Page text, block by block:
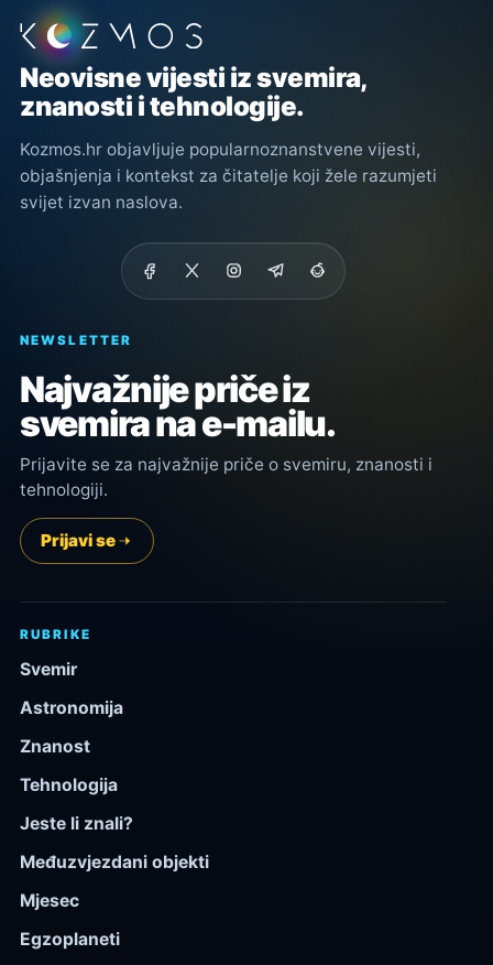
Podnožje stranice
Neovisne vijesti iz svemira,
znanosti i tehnologije.
Kozmos.hr objavljuje popularnoznanstvene vijesti,
objašnjenja i kontekst za čitatelje koji žele razumjeti
svijet izvan naslova.
NEWSLETTER
Najvažnije priče iz
svemira na e-mailu.
Prijavite se za najvažnije priče o svemiru, znanosti i
tehnologiji.
Prijavi se
RUBRIKE
Svemir
Astronomija
Znanost
Tehnologija
Jeste li znali?
Međuzvjezdani objekti
Mjesec
Egzoplaneti